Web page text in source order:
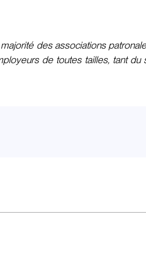
des associations
de toutes tailles, tant du